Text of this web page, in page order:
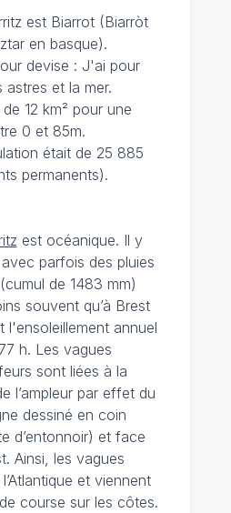
est Biarrot (Biarròt
en basque).
devise : J'ai pour
et la mer.
12 km² pour une
0 et 85m.
était de 25 885
permanents).
est océanique. Il y
parfois des pluies
de 1483 mm)
souvent qu’à Brest
l'ensoleillement annuel
h. Les vagues
sont liées à la
l’ampleur par effet du
dessiné en coin
d’entonnoir) et face
Ainsi, les vagues
et viennent
course sur les côtes.